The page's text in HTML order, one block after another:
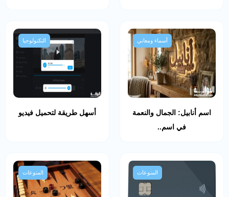
أسماء ومعاني
اسم أنابيل: الجمال والنعمة
في اسم..
التكنولوجيا
أسهل طريقة لتحميل فيديو
المنوعات المنوعات